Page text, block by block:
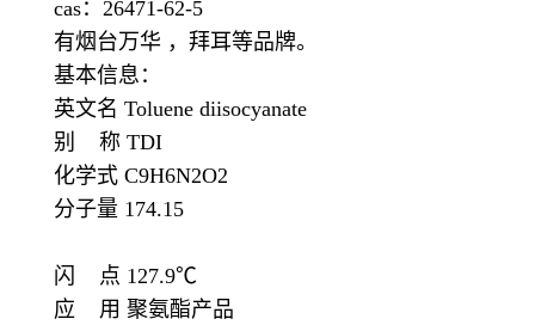
cas：26471-62-5
有烟台万华 ，拜耳等品牌。
基本信息：
英文名 Toluene diisocyanate
别 称 TDI
化学式 C9H6N2O2
分子量 174.15
闪 点 127.9℃
应 用 聚氨酯产品